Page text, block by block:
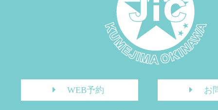
WEB予約 お